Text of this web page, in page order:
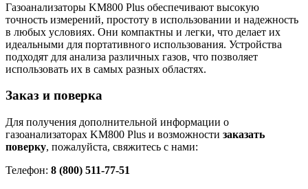
Газоанализаторы KM800 Plus обеспечивают высокую
точность измерений, простоту в использовании и надежность
в любых условиях. Они компактны и легки, что делает их
идеальными для портативного использования. Устройства
подходят для анализа различных газов, что позволяет
использовать их в самых разных областях.
Заказ и поверка
Для получения дополнительной информации о
газоанализаторах KM800 Plus и возможности заказать
поверку, пожалуйста, свяжитесь с нами:
Телефон: 8 (800) 511-77-51